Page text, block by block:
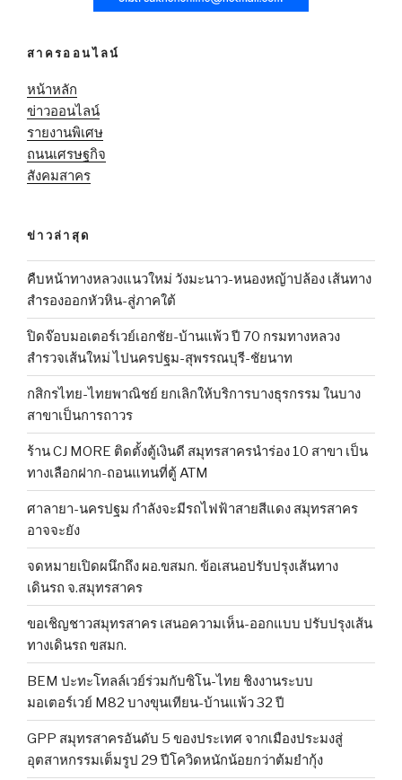
สาครออนไลน์
หน้าหลัก
ข่าวออนไลน์
รายงานพิเศษ
ถนนเศรษฐกิจ
สังคมสาคร
ข่าวล่าสุด
คืบหน้าทางหลวงแนวใหม่ วังมะนาว-หนองหญ้าปล้อง เส้นทาง
สำรองออกหัวหิน-สู่ภาคใต้
ปิดจ๊อบมอเตอร์เวย์เอกชัย-บ้านแพ้ว ปี 70 กรมทางหลวง
สำรวจเส้นใหม่ ไปนครปฐม-สุพรรณบุรี-ชัยนาท
กสิกรไทย-ไทยพาณิชย์ ยกเลิกให้บริการบางธุรกรรม ในบาง
สาขาเป็นการถาวร
ร้าน CJ MORE ติดตั้งตู้เงินดี สมุทรสาครนำร่อง 10 สาขา เป็น
ทางเลือกฝาก-ถอนแทนที่ตู้ ATM
ศาลายา-นครปฐม กำลังจะมีรถไฟฟ้าสายสีแดง สมุทรสาคร
อาจจะยัง
จดหมายเปิดผนึกถึง ผอ.ขสมก. ข้อเสนอปรับปรุงเส้นทาง
เดินรถ จ.สมุทรสาคร
ขอเชิญชาวสมุทรสาคร เสนอความเห็น-ออกแบบ ปรับปรุงเส้น
ทางเดินรถ ขสมก.
BEM ปะทะโทลล์เวย์ร่วมกับซิโน-ไทย ชิงงานระบบ
มอเตอร์เวย์ M82 บางขุนเทียน-บ้านแพ้ว 32 ปี
GPP สมุทรสาครอันดับ 5 ของประเทศ จากเมืองประมงสู่
อุตสาหกรรมเต็มรูป 29 ปีโควิดหนักน้อยกว่าต้มยำกุ้ง